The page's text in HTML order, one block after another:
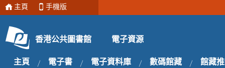
主頁 手機版
香港公共圖書館 電子資源
主頁 電子書 電子資料庫 數碼館藏 館藏